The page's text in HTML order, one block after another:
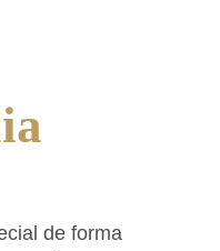
de forma